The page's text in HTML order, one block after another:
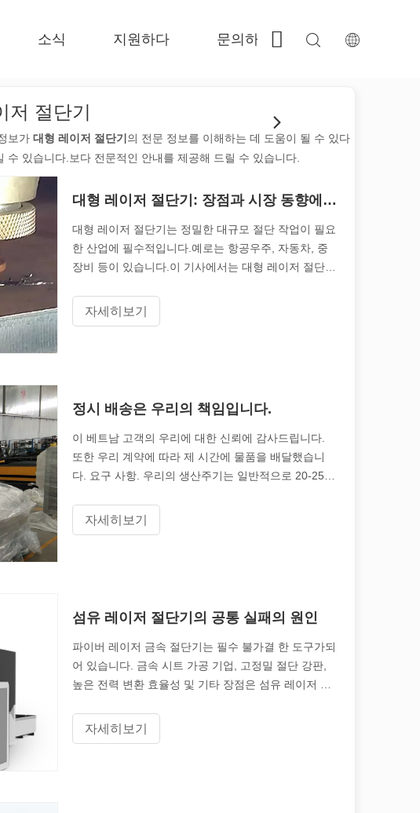
소식 지원하다 문의하기
등장하여 제품이 표시되고 식별되는 방식에 혁명을 일으켰습니다. 다양한 산업에
저 절단기
보가 대형 레이저 절단기 의 전문 정보를 이해하는 데 도움이 될 수 있다
있습니다.보다 전문적인 안내를 제공해 드릴 수 있습니다.
대형 레이저 절단기: 장점과 시장 동향에 대한 종합 가이드
대형 레이저 절단기는 정밀한 대규모 절단 작업이 필요
한 산업에 필수적입니다.예로는 항공우주, 자동차, 중
장비 등이 있습니다.이 기사에서는 대형 레이저 절단기
니다.i를 얻으세요
자세히보기
정시 배송은 우리의 책임입니다.
이 베트남 고객의 우리에 대한 신뢰에 감사드립니다.
또한 우리 계약에 따라 제 시간에 물품을 배달했습니
다. 요구 사항. 우리의 생산주기는 일반적으로 20-25
미터와 수백 명의 기술자 및 R & D 인력
자세히보기
섬유 레이저 절단기의 공통 실패의 원인
파이버 레이저 금속 절단기는 필수 불가결 한 도구가되
어 있습니다. 금속 시트 가공 기업, 고정밀 절단 강판,
높은 전력 변환 효율성 및 기타 장점은 섬유 레이저 이
니다. 보통, 우리를 때
자세히보기